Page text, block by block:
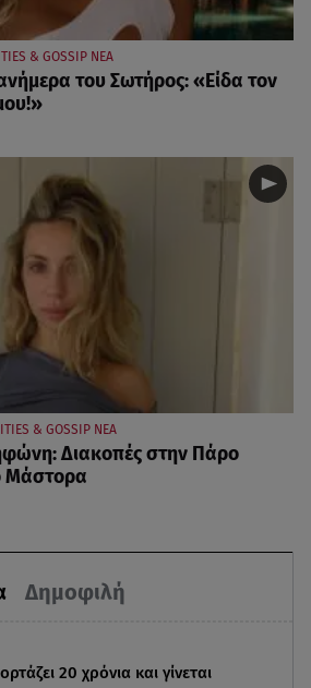
Δημοφιλή
20 χρόνια και γίνεται
& GOSSIP ΝΕΑ
του Σωτήρος: «Είδα τον
& GOSSIP ΝΕΑ
Διακοπές στην Πάρο
Μάστορα